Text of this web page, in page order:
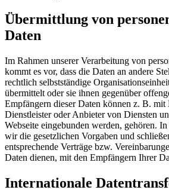
Übermittlung von
Daten
Im Rahmen unserer Verarbeitung von
kommt es vor, dass die Daten an andere
rechtlich selbstständige
übermittelt oder sie ihnen gegenüber
Empfängern dieser Daten können z. B.
Dienstleister oder Anbieter von Diensten
Webseite eingebunden werden, gehören.
wir die gesetzlichen Vorgaben und
entsprechende Verträge bzw.
Daten dienen, mit den Empfängern Ihrer
Internationale